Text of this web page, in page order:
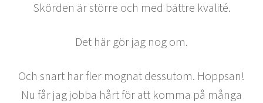
Skörden är större och med bättre kvalité.
Det här gör jag nog om.
Och snart har fler mognat dessutom. Hoppsan!
Nu får jag jobba hårt för att komma på många